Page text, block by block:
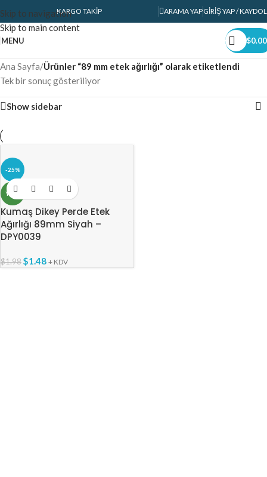
Skip to navigation
Skip to main content
KARGO TAKIP ARAMA YAPGIRIŞ YAP / KAYDOL
MENU $0.00
Ana Sayfa/Ürünler “89 mm etek ağırlığı” olarak etiketlendi
Tek bir sonuç gösteriliyor
Show sidebar
-25%
YENI
Kumaş Dikey Perde Etek
Ağırlığı 89mm Siyah –
DPY0039
$1.98$1.48 + KDV